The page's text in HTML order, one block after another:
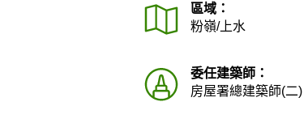
區域：
粉嶺/上水
委任建築師：
房屋署總建築師(二)